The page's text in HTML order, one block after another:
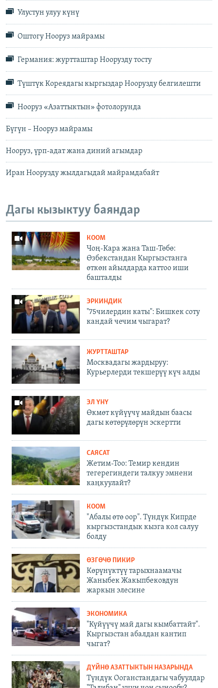
Улустун улуу күнү
Оштогу Нооруз майрамы
Германия: журтташтар Ноорузду тосту
Түштүк Кореядагы кыргыздар Ноорузду белгилешти
Нооруз «Азаттыктын» фотолорунда
Бүгүн – Нооруз майрамы
Нооруз, үрп-адат жана диний агымдар
Иран Ноорузду жылдагыдай майрамдабайт
Дагы кызыктуу баяндар
КООМ
Чоң-Кара жана Таш-Төбө:
Өзбекстандан Кыргызстанга
өткөн айылдарда каттоо иши
башталды
ЭРКИНДИК
"75чилердин каты": Бишкек соту
кандай чечим чыгарат?
ЖУРТТАШТАР
Москвадагы жардыруу:
Курьерлерди текшерүү күч алды
ЭЛ ҮНҮ
Өкмөт күйүүчү майдын баасы
дагы көтөрүлөрүн эскертти
САЯСАТ
Жетим-Тоо: Темир кендин
тегерегиндеги талкуу эмнени
каңкуулайт?
КООМ
"Абалы өтө оор". Түндүк Кипрде
кыргызстандык кызга кол салуу
болду
ӨЗГӨЧӨ ПИКИР
Көрүнүктүү тарыхнаамачы
Жаныбек Жакыпбековдун
жаркын элесине
ЭКОНОМИКА
"Күйүүчү май дагы кымбаттайт".
Кыргызстан абалдан кантип
чыгат?
ДҮЙНӨ АЗАТТЫКТЫН НАЗАРЫНДА
Түндүк Ооганстандагы чабуулдар